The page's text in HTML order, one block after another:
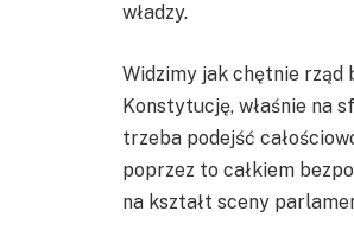
władzy.
Widzimy jak chętnie rząd
Konstytucję, właśnie na
trzeba podejść
poprzez to całkiem
na kształt sceny